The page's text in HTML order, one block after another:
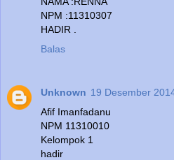
NPM :11310307
HADIR .
Balas
Unknown 19 Desember
Afif Imanfadanu
NPM 11310010
Kelompok 1
hadir